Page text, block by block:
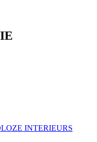
INTERIEURS